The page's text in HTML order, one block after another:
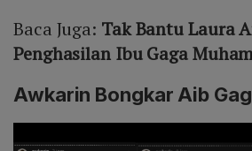
Baca Juga: Tak Bantu Laura
Penghasilan Ibu Gaga
Awkarin Bongkar Aib